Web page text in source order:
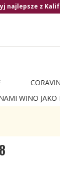
CORAVIN
WINO JAKO